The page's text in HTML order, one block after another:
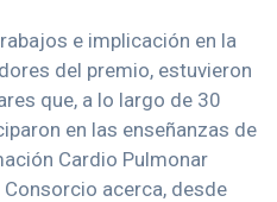
e implicación en la
del premio, estuvieron
que, a lo largo de 30
en las enseñanzas de
Cardio Pulmonar
Consorcio acerca, desde